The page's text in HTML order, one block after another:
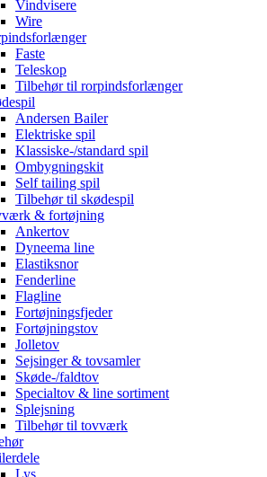
Vindvisere
Wire
Faste
Teleskop
Tilbehør til rorpindsforlænger
Andersen Bailer
Elektriske spil
Klassiske-/standard spil
Ombygningskit
Self tailing spil
Tilbehør til skødespil
& fortøjning
Ankertov
Dyneema line
Elastiksnor
Fenderline
Flagline
Fortøjningsfjeder
Fortøjningstov
Jolletov
Sejsinger & tovsamler
Skøde-/faldtov
Specialtov & line sortiment
Splejsning
Tilbehør til tovværk